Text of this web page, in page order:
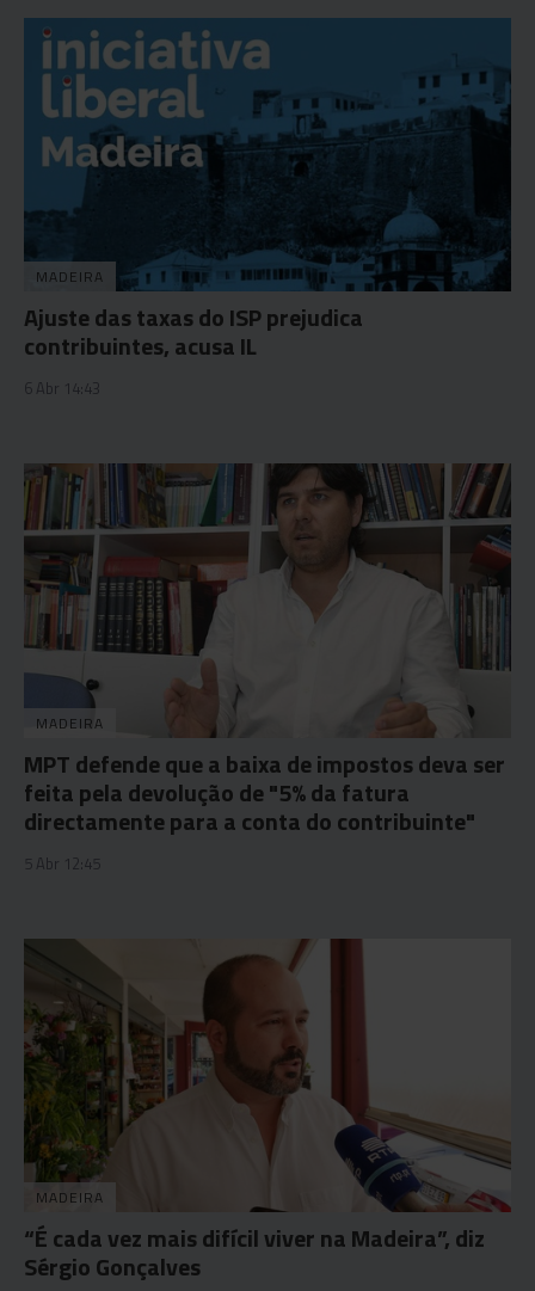
MADEIRA
Ajuste das taxas do ISP prejudica
contribuintes, acusa IL
6 Abr 14:43
MADEIRA
MPT defende que a baixa de impostos deva ser
feita pela devolução de "5% da fatura
directamente para a conta do contribuinte"
5 Abr 12:45
MADEIRA
“É cada vez mais difícil viver na Madeira”, diz
Sérgio Gonçalves